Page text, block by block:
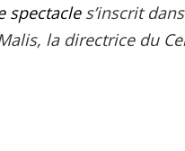
spectacle s’inscrit
la directrice du